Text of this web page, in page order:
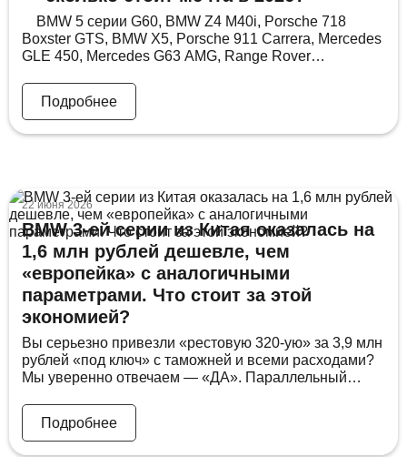
BMW 5 серии G60, BMW Z4 M40i, Porsche 718
Boxster GTS, BMW X5, Porsche 911 Carrera, Mercedes
GLE 450, Mercedes G63 AMG, Range Rover
Huracan Tecnica — реальные цены из Кореи под
ключ до Владивостока В детстве у тебя на стене
висел постер Porsche или BMW — […]
Подробнее
22 июня 2026
BMW 3-ей серии из Китая оказалась на
1,6 млн рублей дешевле, чем
«европейка» с аналогичными
параметрами. Что стоит за этой
экономией?
Вы серьезно привезли «рестовую 320-ую» за 3,9 млн
рублей «под ключ» с таможней и всеми расходами?
Мы уверенно отвечаем — «ДА». Параллельный
расширению ассортимента, но и ведет такую
ценовую политику, которая с каждым годом все
дальше отстраняется от российского рынка, который
Подробнее